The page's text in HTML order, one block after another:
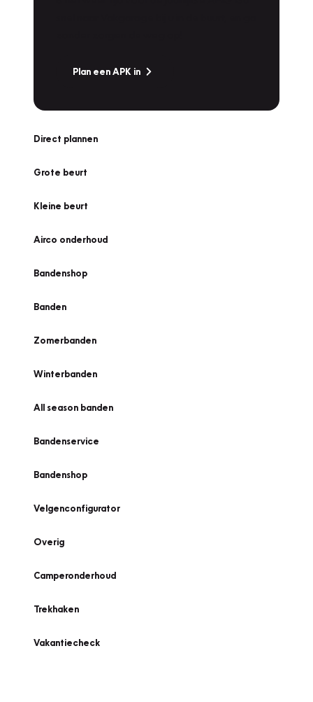
Plan een APK in
Direct plannen
Grote beurt
Kleine beurt
Airco onderhoud
Bandenshop
Banden
Zomerbanden
Winterbanden
All season banden
Bandenservice
Bandenshop
Velgenconfigurator
Overig
Camperonderhoud
Trekhaken
Vakantiecheck